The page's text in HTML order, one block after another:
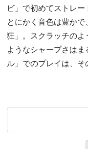
ビ」で初めてストレー
とにかく音色は豊か
狂」。スクラッチの
ようなシャープさは
ル」でのプレイは、そ